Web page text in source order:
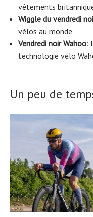
vêtements
Wiggle du vendredi
vélos au monde
Vendredi noir Wahoo:
technologie vélo
Un peu de